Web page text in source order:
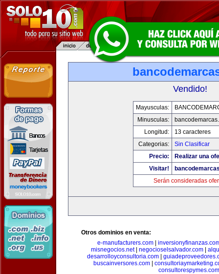
Vendido!
Mayusculas:
Minusculas:
Longitud:
13 caracteres
Categorias:
Sin Clasificar
Precio:
Realizar una
Visitar!
Serán consideradas
Otros dominios en venta:
e-manufacturers.com|
misnegocios.net| negocioselsalvador.com|
desarrolloyconsultoria.com
buscainversores.com|
consultorespymes.com